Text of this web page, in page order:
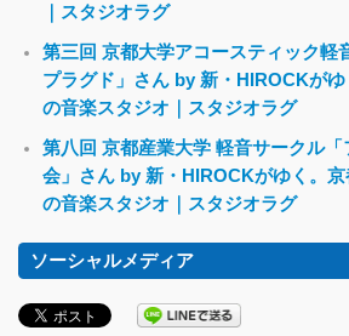
｜スタジオラグ
第三回 京都大学アコースティック軽
プラグド」さん by 新・HIROCKが
の音楽スタジオ｜スタジオラグ
第八回 京都産業大学 軽音サークル
会」さん by 新・HIROCKがゆく。
の音楽スタジオ｜スタジオラグ
ソーシャルメディア